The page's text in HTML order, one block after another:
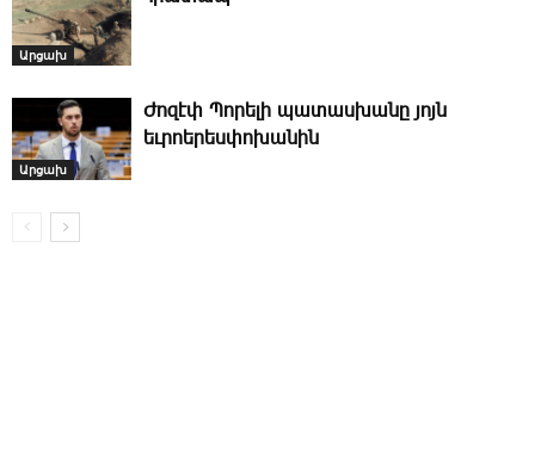
Արցախ
Արցախ
Ժոզէփ Պորելի պատասխանը յոյն
եւրոերեսփոխանին